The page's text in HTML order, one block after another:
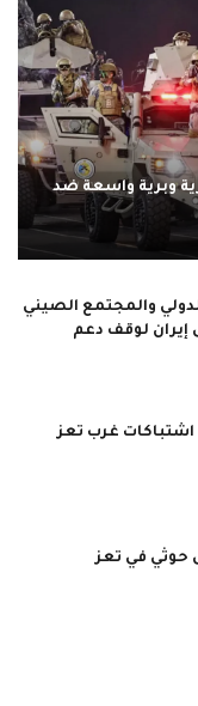
وبرية واسعة ضد
والمجتمع الصيني
لوقف دعم
حوثي في تعز